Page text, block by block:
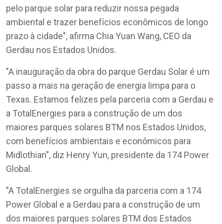
pelo parque solar para reduzir nossa pegada
ambiental e trazer benefícios econômicos de longo
prazo à cidade", afirma Chia Yuan Wang, CEO da
Gerdau nos Estados Unidos.
"A inauguração da obra do parque Gerdau Solar é um
passo a mais na geração de energia limpa para o
Texas. Estamos felizes pela parceria com a Gerdau e
a TotalEnergies para a construção de um dos
maiores parques solares BTM nos Estados Unidos,
com benefícios ambientais e econômicos para
Midlothian", diz Henry Yun, presidente da 174 Power
Global.
"A TotalEnergies se orgulha da parceria com a 174
Power Global e a Gerdau para a construção de um
dos maiores parques solares BTM dos Estados